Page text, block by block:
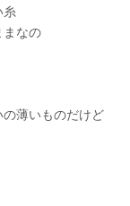
糸
なの
薄いものだけど